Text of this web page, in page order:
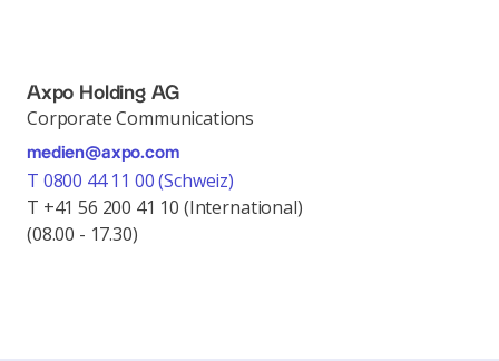
Axpo Holding AG
Corporate Communications
medien@axpo.com
T 0800 44 11 00 (Schweiz)
T +41 56 200 41 10 (International)
(08.00 - 17.30)